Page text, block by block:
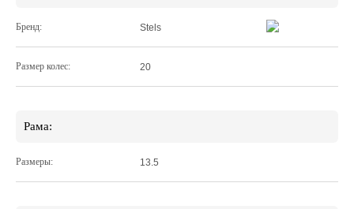
Бренд: Stels
Размер колес: 20
Рама:
Размеры: 13.5